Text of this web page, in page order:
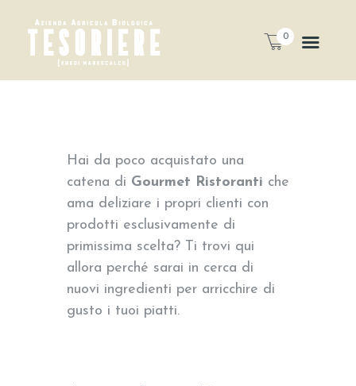
0
Hai da poco acquistato una
catena di Gourmet Ristoranti che
ama deliziare i propri clienti con
prodotti esclusivamente di
primissima scelta? Ti trovi qui
allora perché sarai in cerca di
nuovi ingredienti per arricchire di
gusto i tuoi piatti.